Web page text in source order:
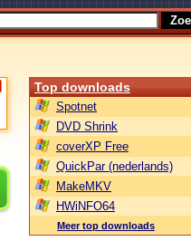
Top downloads
Spotnet
DVD Shrink
coverXP Free
QuickPar (nederlands)
MakeMKV
HWiNFO64
Meer top downloads